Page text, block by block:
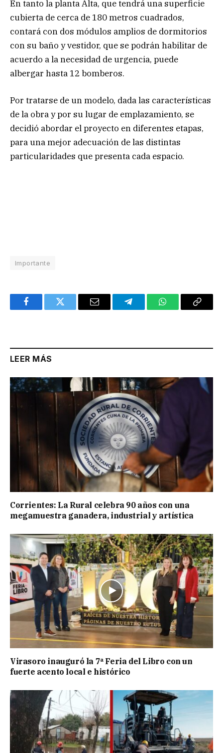
En tanto la planta Alta, que tendrá una superficie
cubierta de cerca de 180 metros cuadrados,
contará con dos módulos amplios de dormitorios
con su baño y vestidor, que se podrán habilitar de
acuerdo a la necesidad de urgencia, puede
albergar hasta 12 bomberos.
Por tratarse de un modelo, dada las características
de la obra y por su lugar de emplazamiento, se
decidió abordar el proyecto en diferentes etapas,
para una mejor adecuación de las distintas
particularidades que presenta cada espacio.
Importante
FacebookTwitter Email TelegramWhatsAppCopy
LEER MÁS
Corrientes: La Rural celebra 90 años con una
megamuestra ganadera, industrial y artística
Virasoro inauguró la 7ª Feria del Libro con un
fuerte acento local e histórico